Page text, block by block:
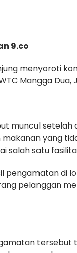
9.co
menyoroti
Mangga Dua,
muncul
yang
salah satu
pengamatan di
pelanggan
tersebut